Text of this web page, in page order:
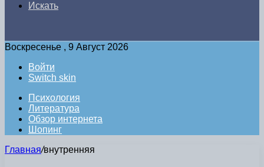
Искать
Воскресенье , 9 Август 2026
Войти
Switch skin
Психология
Литература
Обзор интернета
Шопинг
Главная/внутренняя